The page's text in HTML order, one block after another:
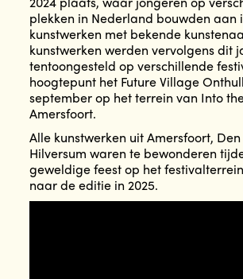
plekken in Nederland bouwden aan
kunstwerken met bekende
kunstwerken werden vervolgens dit
tentoongesteld op verschillende
hoogtepunt het Future Village
september op het terrein van Into
Amersfoort.
Alle kunstwerken uit Amersfoort,
Hilversum waren te bewonderen
geweldige feest op het
naar de editie in 2025.